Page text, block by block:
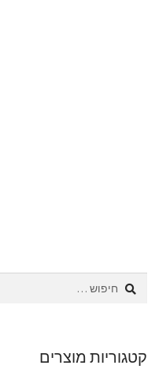
חיפוש:
קטגוריות מוצרים